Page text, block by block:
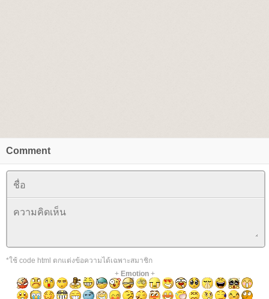
Comment
*ใช้ code html ตกแต่งข้อความได้เฉพาะสมาชิก
+ Emotion+